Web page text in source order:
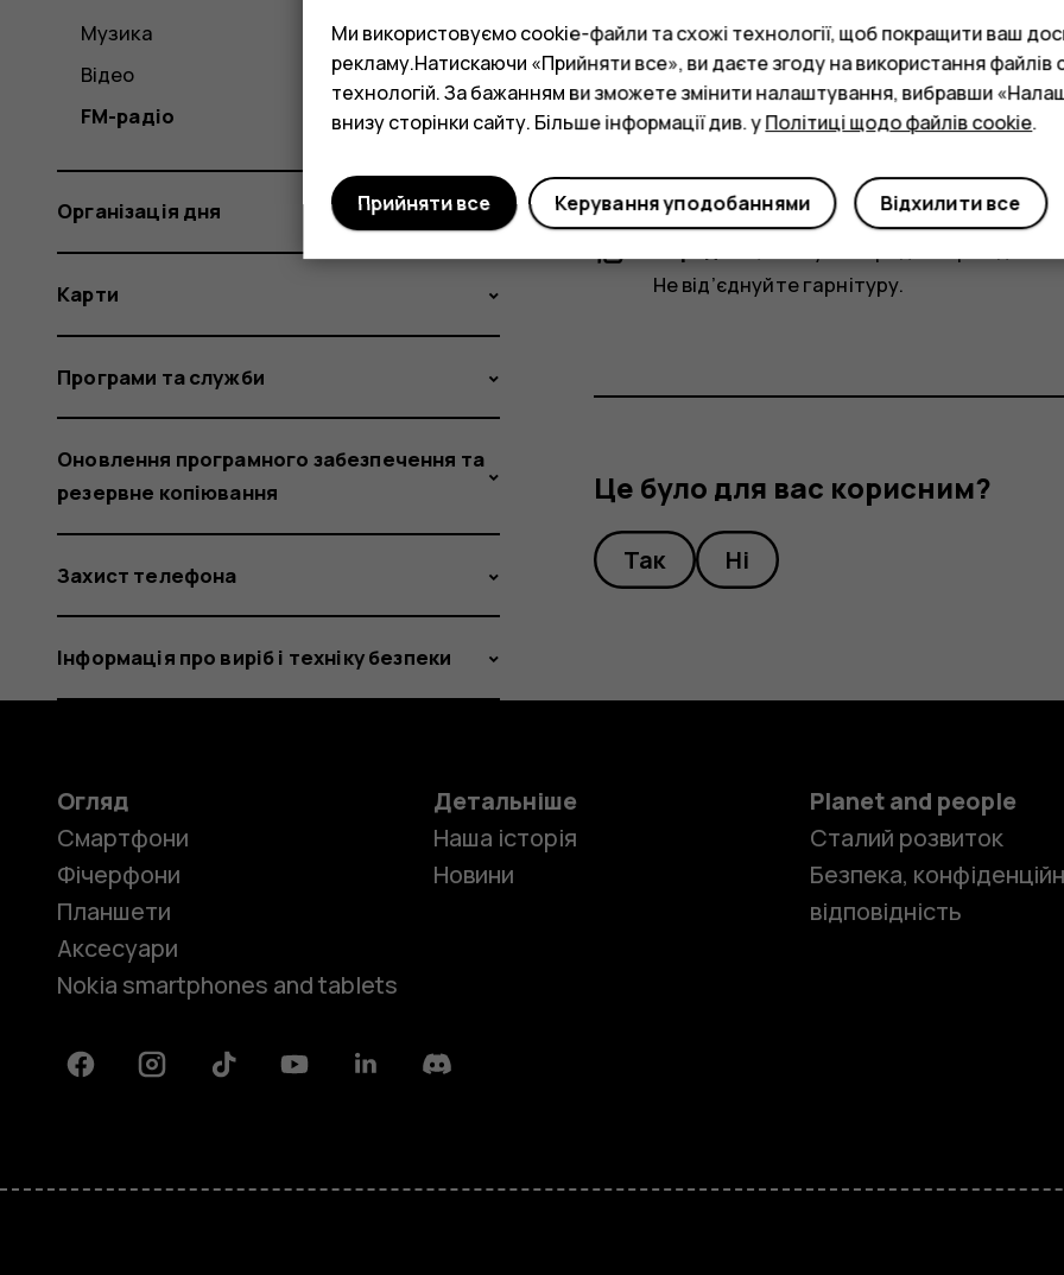
Перегляд списку збережених станцій
Торкнітьсяkeyboard_arrow_down>Список обраних.
Видалення станцій зі списку обраних
star_border під час прослуховування станції.
Щоб слухати радіо через
Не від’єднуйте гарнітуру.
Це було для вас корисним?
Так Ні
Музика
Відео
FM-радіо
Організація дня
Карти
Програми та служби
Оновлення програмного забезпечення та
резервне копіювання
Захист телефона
Інформація про виріб і техніку безпеки
Огляд
Смартфони
Фічерфони
Планшети
Аксесуари
Nokia smartphones and tablets
Детальніше
Наша історія
Новини
Planet and people
Сталий розвиток
Безпека,
відповідність
FacebookInstagramTiktok YoutubeLinkedinDiscord
Ми використовуємо cookie-файли та схожі технології, щоб покращити ваш
рекламу.Натискаючи «Прийняти все», ви даєте згоду на використання файлів
технологій. За бажанням ви зможете змінити налаштування, вибравши
внизу сторінки сайту. Більше інформації див. уПолітиці щодо файлів cookie.
Відхилити все
Керування уподобаннями
Прийняти все